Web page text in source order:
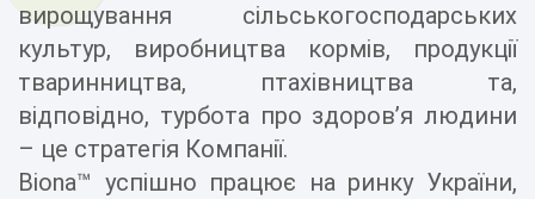
вирощування сільськогосподарських
культур, виробництва кормів, продукції
тваринництва, птахівництва та,
відповідно, турбота про здоров’я людини
– це стратегія Компанії.
Biona™ успішно працює на ринку України,